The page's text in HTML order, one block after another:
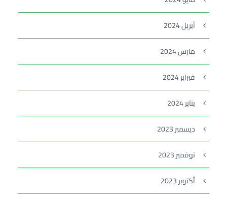
أبريل 2024
مارس 2024
فبراير 2024
يناير 2024
ديسمبر 2023
نوفمبر 2023
أكتوبر 2023